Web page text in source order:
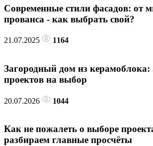
Современные стили фасадов: от
прованса - как выбрать свой?
21.07.2025 1164
Загородный дом из керамоблока:
проектов на выбор
20.07.2026 1044
Как не пожалеть о выборе
разбираем главные просчёты